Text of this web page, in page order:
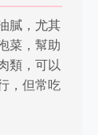
膩，尤其
菜，幫助
類，可以
，但常吃